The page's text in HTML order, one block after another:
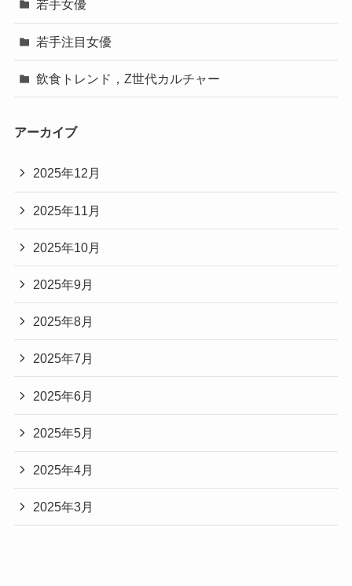
若手女優
若手注目女優
飲食トレンド，Z世代カルチャー
アーカイブ
2025年12月
2025年11月
2025年10月
2025年9月
2025年8月
2025年7月
2025年6月
2025年5月
2025年4月
2025年3月